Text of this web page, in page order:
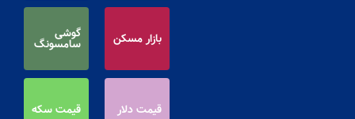
بازار مسکن گوشی
سامسونگ
قیمت دلار قیمت سکه